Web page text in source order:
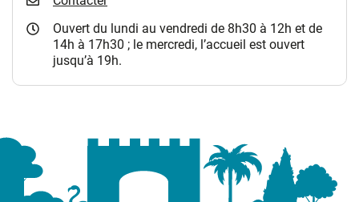
Ouvert du lundi au vendredi de 8h30 à 12h et de
14h à 17h30 ; le mercredi, l’accueil est ouvert
jusqu’à 19h.